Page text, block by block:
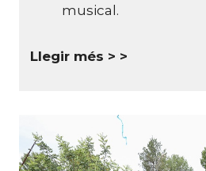
musical.
Llegir més >